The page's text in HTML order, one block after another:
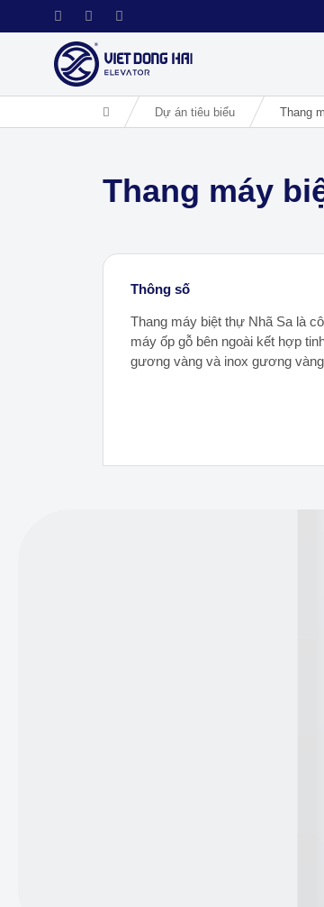
Dự án tiêu biểu Thang
Thang máy
Thông số
Thang máy biệt thự Nhã Sa là
máy ốp gỗ bên ngoài kết hợp
gương vàng và inox gương